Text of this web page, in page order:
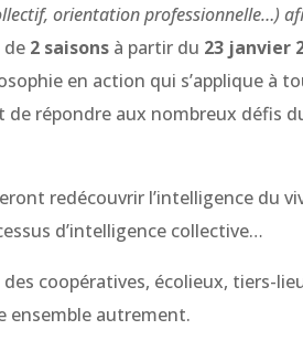
orientation professionnelle…)
de 2 saisons à partir du 23 janvier
en action qui s’applique à
répondre aux nombreux défis
redécouvrir l’intelligence du
d’intelligence collective…
des coopératives, écolieux, tiers-
ensemble autrement.